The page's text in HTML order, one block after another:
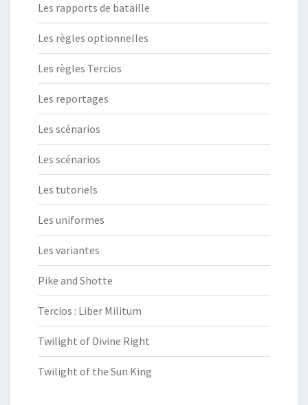
Les rapports de bataille
Les règles optionnelles
Les règles Tercios
Les reportages
Les scénarios
Les scénarios
Les tutoriels
Les uniformes
Les variantes
Pike and Shotte
Tercios : Liber Militum
Twilight of Divine Right
Twilight of the Sun King